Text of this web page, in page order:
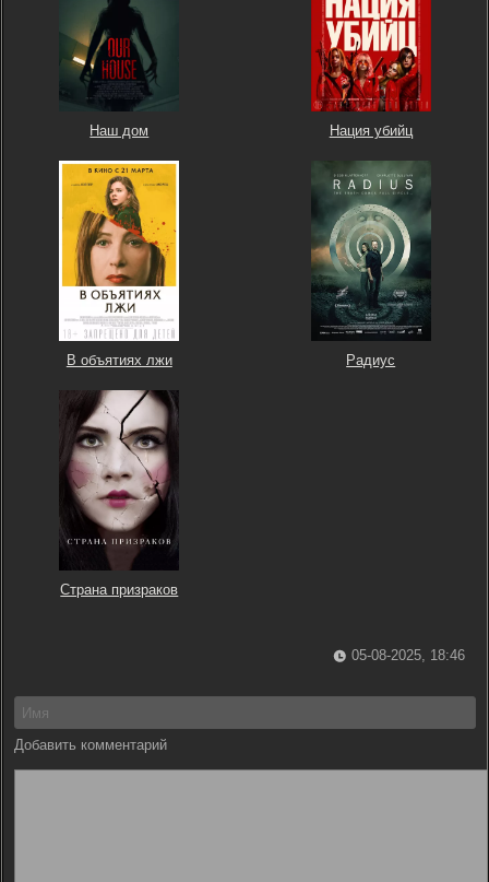
Наш дом Нация убийц
В объятиях лжи Радиус
Страна призраков
05-08-2025, 18:46
Добавить комментарий